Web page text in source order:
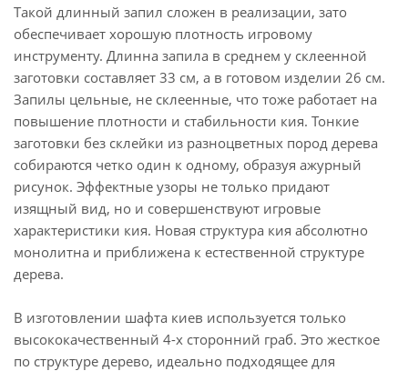
Такой длинный запил сложен в реализации, зато
обеспечивает хорошую плотность игровому
инструменту. Длинна запила в среднем у склеенной
заготовки составляет 33 см, а в готовом изделии 26 см.
Запилы цельные, не склеенные, что тоже работает на
повышение плотности и стабильности кия. Тонкие
заготовки без склейки из разноцветных пород дерева
собираются четко один к одному, образуя ажурный
рисунок. Эффектные узоры не только придают
изящный вид, но и совершенствуют игровые
характеристики кия. Новая структура кия абсолютно
монолитна и приближена к естественной структуре
дерева.
В изготовлении шафта киев используется только
высококачественный 4-х сторонний граб. Это жесткое
по структуре дерево, идеально подходящее для